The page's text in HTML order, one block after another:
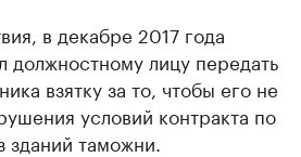
в декабре 2017 года
должностному лицу передать
взятку за то, чтобы его не
условий контракта по
зданий таможни.